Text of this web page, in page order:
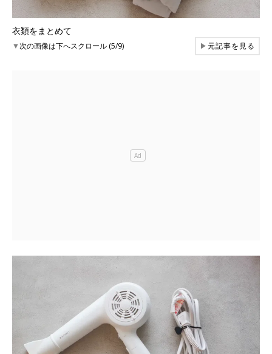
衣類をまとめて
▼次の画像は下へスクロール (5/9) ▶元記事を見る